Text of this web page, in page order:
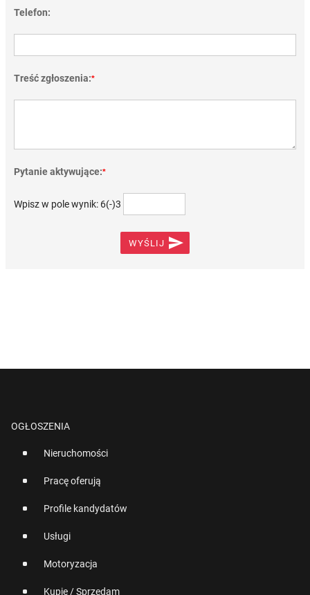
Telefon:
Treść zgłoszenia:*
Pytanie aktywujące:*
Wpisz w pole wynik: 6(-)3
WYŚLIJ 
OGŁOSZENIA
Nieruchomości
Pracę oferują
Profile kandydatów
Usługi
Motoryzacja
Kupię / Sprzedam